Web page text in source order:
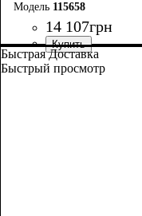
115658
14 107грн
Быстрая Доставка
Быстрый просмотр